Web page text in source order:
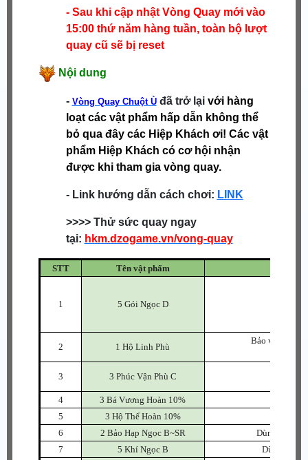
- Sau khi cập nhật Vòng Quay mới vào
15:00 thứ năm hàng tuần, toàn bộ lượt
quay cũ sẽ bị reset
Nội dung
- Vòng Quay Chuột Ù đã trở lại với hàng
loạt các vật phẩm hấp dẫn không thể
bỏ qua đây các Hiệp Khách ơi! Các vật
phẩm Hiệp Khách có cơ hội nhận
được khi tham gia vòng quay.
- Link hướng dẫn cách chơi: LINK
>>>> Thử sức quay ngay
tại: hkm.dzogame.vn/vong-quay
STT Tên vật phẩm
1 5 Gói Ngọc D
2 1 Hộ Linh Phù
Bảo vệ trang
3 3 Phúc Vận Phù C
4
3 Bá Vương Hoàn 10%
5
3 Hộ Thể Hoàn 10%
6
2 Bảo Hạp Ngọc B~SR
Dùng để
7
5 Khí Ngọc B
Dùng để